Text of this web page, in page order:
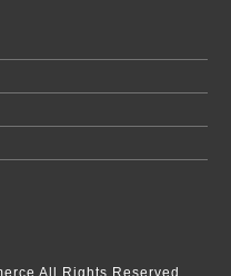
All Rights Reserved